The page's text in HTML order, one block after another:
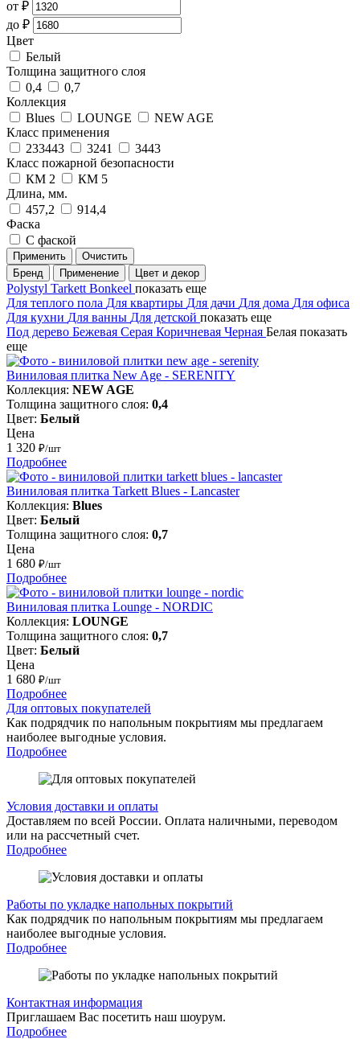
от ₽
до ₽
Цвет
Белый
Толщина защитного слоя
0,4
0,7
Коллекция
Blues
LOUNGE
NEW AGE
Класс применения
233443
3241
3443
Класс пожарной безопасности
КМ 2
КМ 5
Длина, мм.
457,2
914,4
Фаска
С фаской
Применить
Очистить
Бренд
Применение Цвет и декор
Polystyl Tarkett Bonkeel показать еще
Для теплого пола Для квартиры Для дачи Для дома Для офиса
Для кухни Для ванны Для детской показать еще
Под дерево Бежевая Серая Коричневая Черная Белая показать
еще
Виниловая плитка New Age - SERENITY
Коллекция: NEW AGE
Толщина защитного слоя: 0,4
Цвет: Белый
Цена
1 320 ₽/шт
Подробнее
Виниловая плитка Tarkett Blues - Lancaster
Коллекция: Blues
Цвет: Белый
Толщина защитного слоя: 0,7
Цена
1 680 ₽/шт
Подробнее
Виниловая плитка Lounge - NORDIC
Коллекция: LOUNGE
Толщина защитного слоя: 0,7
Цвет: Белый
Цена
1 680 ₽/шт
Подробнее
Для оптовых покупателей
Как подрядчик по напольным покрытиям мы предлагаем
наиболее выгодные условия.
Подробнее
Условия доставки и оплаты
Доставляем по всей России. Оплата наличными, переводом
или на рассчетный счет.
Подробнее
Работы по укладке напольных покрытий
Как подрядчик по напольным покрытиям мы предлагаем
наиболее выгодные условия.
Подробнее
Контактная информация
Приглашаем Вас посетить наш шоурум.
Подробнее